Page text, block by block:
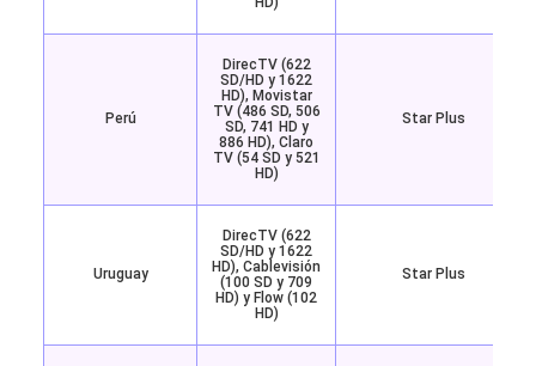
Perú
DirecTV (622
SD/HD y 1622
HD), Movistar
TV (486 SD, 506
SD, 741 HD y
886 HD), Claro
TV (54 SD y 521
HD)
Star Plus
Uruguay
DirecTV (622
SD/HD y 1622
HD), Cablevisión
(100 SD y 709
HD) y Flow (102
HD)
Star Plus